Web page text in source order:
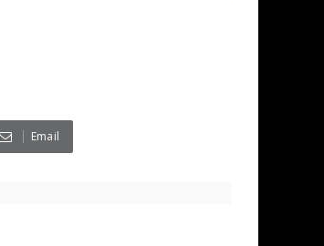
Email